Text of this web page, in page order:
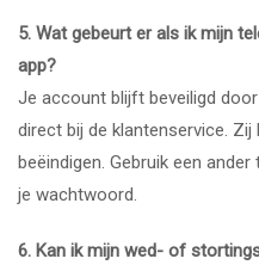
5. Wat gebeurt er als ik mijn
app?
Je account blijft beveiligd
direct bij de klantenservice.
beëindigen. Gebruik een
je wachtwoord.
6. Kan ik mijn wed- of